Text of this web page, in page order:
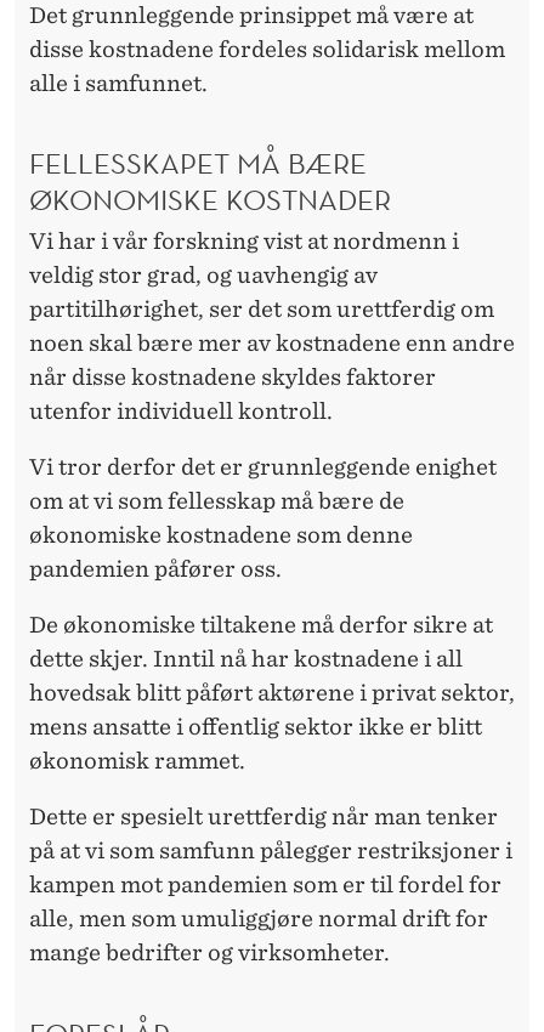
Det grunnleggende prinsippet må være at
disse kostnadene fordeles solidarisk mellom
alle i samfunnet.
FELLESSKAPET MÅ BÆRE
ØKONOMISKE KOSTNADER
Vi har i vår forskning vist at nordmenn i
veldig stor grad, og uavhengig av
partitilhørighet, ser det som urettferdig om
noen skal bære mer av kostnadene enn andre
når disse kostnadene skyldes faktorer
utenfor individuell kontroll.
Vi tror derfor det er grunnleggende enighet
om at vi som fellesskap må bære de
økonomiske kostnadene som denne
pandemien påfører oss.
De økonomiske tiltakene må derfor sikre at
dette skjer. Inntil nå har kostnadene i all
hovedsak blitt påført aktørene i privat sektor,
mens ansatte i offentlig sektor ikke er blitt
økonomisk rammet.
Dette er spesielt urettferdig når man tenker
på at vi som samfunn pålegger restriksjoner i
kampen mot pandemien som er til fordel for
alle, men som umuliggjøre normal drift for
mange bedrifter og virksomheter.